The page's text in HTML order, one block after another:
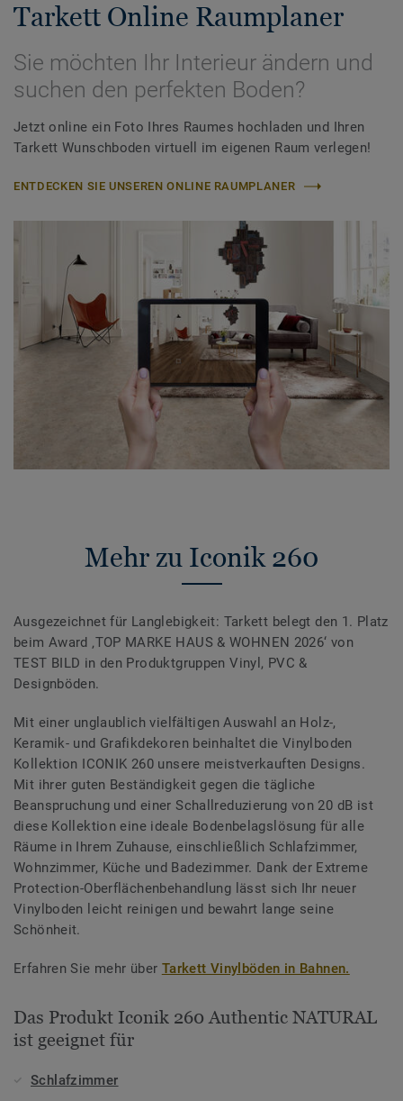
Tarkett Online Raumplaner
Sie möchten Ihr Interieur ändern und
suchen den perfekten Boden?
Jetzt online ein Foto Ihres Raumes hochladen und Ihren
Tarkett Wunschboden virtuell im eigenen Raum verlegen!
ENTDECKEN SIE UNSEREN ONLINE RAUMPLANER
Mehr zu Iconik 260
Ausgezeichnet für Langlebigkeit: Tarkett belegt den 1. Platz
beim Award ‚TOP MARKE HAUS & WOHNEN 2026‘ von
TEST BILD in den Produktgruppen Vinyl, PVC &
Designböden.
Mit einer unglaublich vielfältigen Auswahl an Holz-,
Keramik- und Grafikdekoren beinhaltet die Vinylboden
Kollektion ICONIK 260 unsere meistverkauften Designs.
Mit ihrer guten Beständigkeit gegen die tägliche
Beanspruchung und einer Schallreduzierung von 20 dB ist
diese Kollektion eine ideale Bodenbelagslösung für alle
Räume in Ihrem Zuhause, einschließlich Schlafzimmer,
Wohnzimmer, Küche und Badezimmer. Dank der Extreme
Protection-Oberflächenbehandlung lässt sich Ihr neuer
Vinylboden leicht reinigen und bewahrt lange seine
Schönheit.
Erfahren Sie mehr über Tarkett Vinylböden in Bahnen.
Das Produkt Iconik 260 Authentic NATURAL
ist geeignet für
Schlafzimmer